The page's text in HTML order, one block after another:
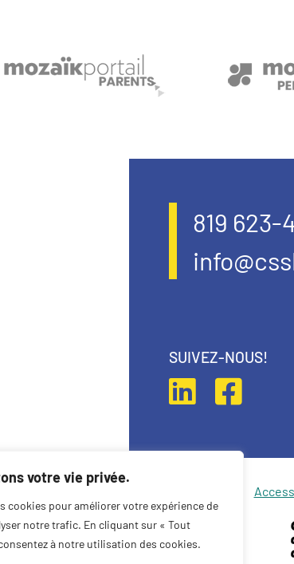
votre vie privée.
cookies pour améliorer votre expérience de
notre trafic. En cliquant sur « Tout
à notre utilisation des cookies.
819 623-
SUIVEZ-NOUS!